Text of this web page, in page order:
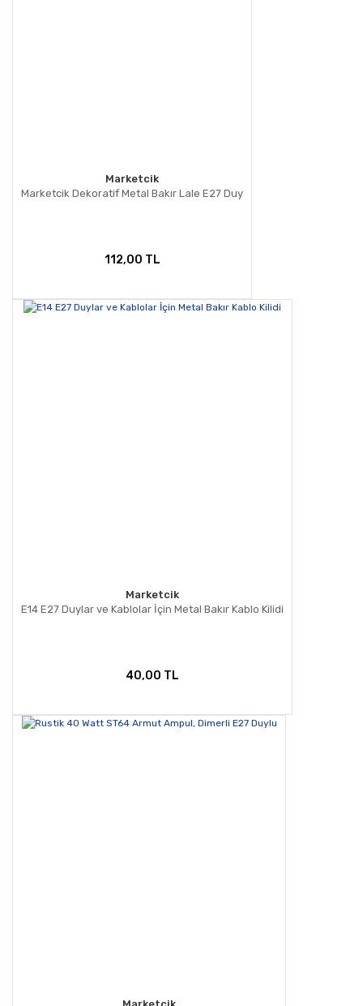
Marketcik
Marketcik Dekoratif Metal Bakır Lale E27 Duy
112,00 TL
Marketcik
E14 E27 Duylar ve Kablolar İçin Metal Bakır Kablo Kilidi
40,00 TL